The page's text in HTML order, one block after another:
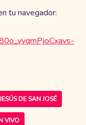
tu navegador:
JESÚS DE SAN JOSÉ
VIVO